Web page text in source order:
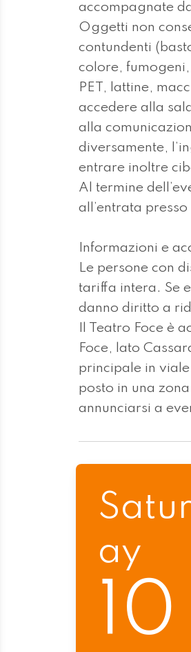
accompagnate
Oggetti non
contundenti
colore,
PET, lattine,
accedere alla
alla
diversamente,
entrare inoltre
Al termine
all’entrata
Informazioni e
Le persone con
tariffa intera. Se
danno diritto a
Il Teatro Foce è
Foce, lato
principale in
posto in una
annunciarsi a
ay
10